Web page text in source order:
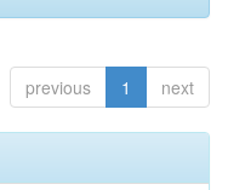
previous 1 next